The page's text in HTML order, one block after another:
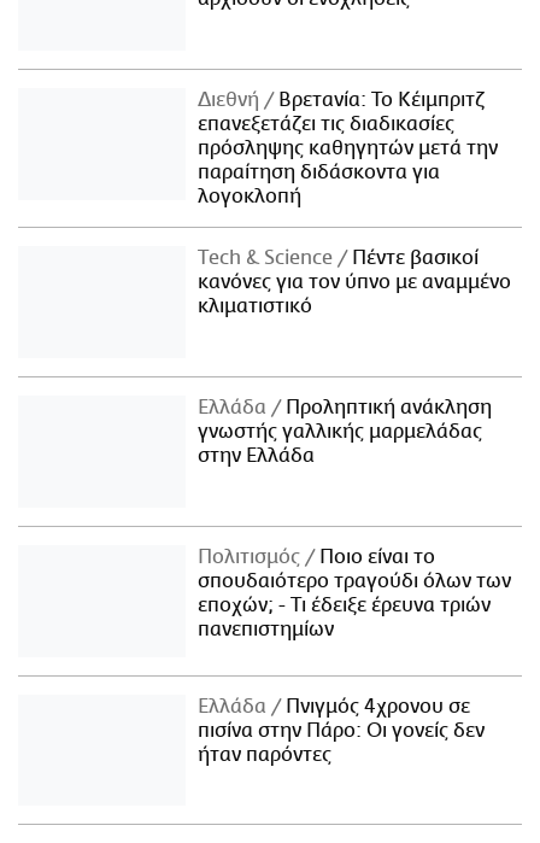
Διεθνή
Βρετανία: Το Κέιμπριτζ
επανεξετάζει τις διαδικασίες
πρόσληψης καθηγητών μετά την
παραίτηση διδάσκοντα για
λογοκλοπή
Τech & Science
Πέντε βασικοί
κανόνες για τον ύπνο με αναμμένο
κλιματιστικό
Ελλάδα
Προληπτική ανάκληση
γνωστής γαλλικής μαρμελάδας
στην Ελλάδα
Πολιτισμός
Ποιο είναι το
σπουδαιότερο τραγούδι όλων των
εποχών; - Τι έδειξε έρευνα τριών
πανεπιστημίων
Ελλάδα
Πνιγμός 4χρονου σε
πισίνα στην Πάρο: Οι γονείς δεν
ήταν παρόντες